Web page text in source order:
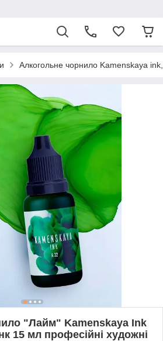
Алкогольне чорнило Kamenskaya
"Лайм" Kamenskaya Ink
15 мл професійні художні